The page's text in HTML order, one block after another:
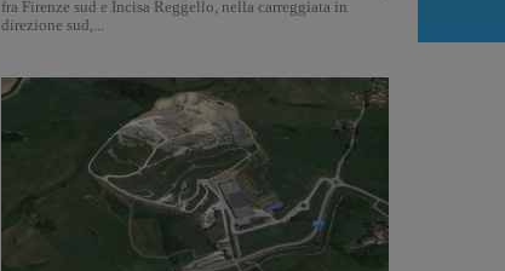
fra Firenze sud e Incisa Reggello, nella carreggiata in
direzione sud,...